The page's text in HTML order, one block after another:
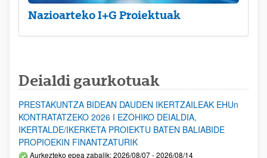
Nazioarteko I+G Proiektuak
Deialdi gaurkotuak
PRESTAKUNTZA BIDEAN DAUDEN IKERTZAILEAK EHUn
KONTRATATZEKO 2026 I EZOHIKO DEIALDIA,
IKERTALDE/IKERKETA PROIEKTU BATEN BALIABIDE
PROPIOEKIN FINANTZATURIK
Aurkezteko epea zabalik: 2026/08/07 - 2026/08/14